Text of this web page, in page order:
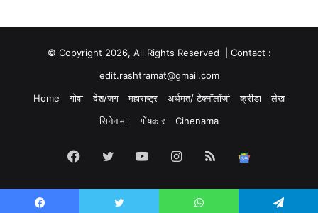
© Copyright 2026, All Rights Reserved | Contact :
edit.rashtramat@gmail.com
Home
गोवा देश/जग महाराष्ट्र अर्थमत/ टेक्नॉलॉजी क्रीडा
लेख
सिनेनामा
गोंयकार Cinenama
Facebook
TwitterYouTubeInstagram
RSS
News